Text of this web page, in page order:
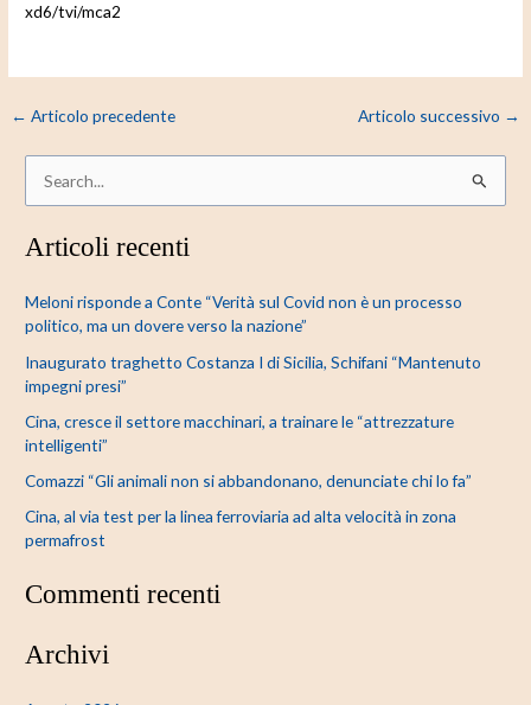
xd6/tvi/mca2
← Articolo precedente Articolo successivo →
r
a
Articoli recenti
Meloni risponde a Conte “Verità sul Covid non è un processo
politico, ma un dovere verso la nazione”
Inaugurato traghetto Costanza I di Sicilia, Schifani “Mantenuto
impegni presi”
Cina, cresce il settore macchinari, a trainare le “attrezzature
intelligenti”
Comazzi “Gli animali non si abbandonano, denunciate chi lo fa”
Cina, al via test per la linea ferroviaria ad alta velocità in zona
permafrost
Commenti recenti
Archivi